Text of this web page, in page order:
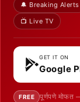
🔔 Breaking Alerts
📺 Live TV
GET IT ON
Google
FREE पूर्णपणे मोफत